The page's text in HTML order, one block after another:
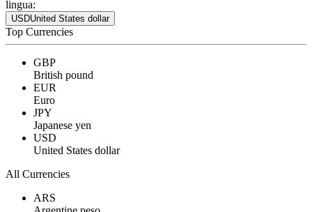
lingua:
USDUnited States dollar
Top Currencies
GBP
British pound
EUR
Euro
JPY
Japanese yen
USD
United States dollar
All Currencies
ARS